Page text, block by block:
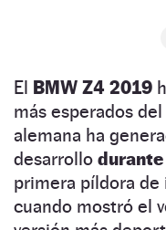
El BMW Z4 2019
más esperados
alemana ha
desarrollo
primera píldora
cuando mostró el